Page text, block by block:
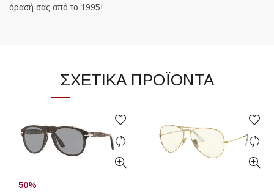
όρασή σας από το 1995!
ΣΧΕΤΙΚΆ ΠΡΟΪΌΝΤΑ
50%